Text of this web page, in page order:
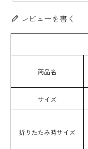
レビューを書く
商品名
サイズ
折りたたみ時サイズ